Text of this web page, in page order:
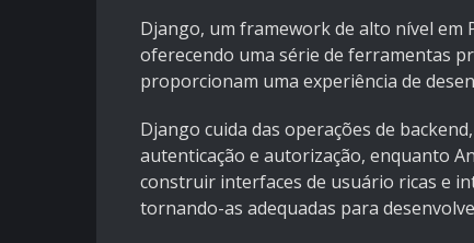
Django, um framework de alto nível em
oferecendo uma série de ferramentas
proporcionam uma experiência de
Django cuida das operações de
autenticação e autorização, enquanto
construir interfaces de usuário ricas e
tornando-as adequadas para